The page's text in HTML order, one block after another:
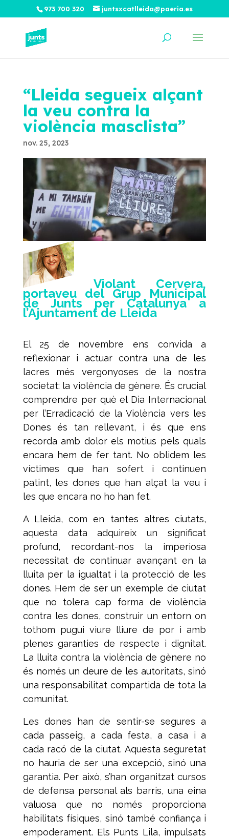
973 700 320 juntsxcatlleida@paeria.es
“Lleida segueix alçant
la veu contra la
violència masclista”
nov. 25, 2023
Violant Cervera,
portaveu del Grup Municipal
de Junts per Catalunya a
l’Ajuntament de Lleida
El 25 de novembre ens convida a
reflexionar i actuar contra una de les
lacres més vergonyoses de la nostra
societat: la violència de gènere. És crucial
comprendre per què el Dia Internacional
per l’Erradicació de la Violència vers les
Dones és tan rellevant, i és que ens
recorda amb dolor els motius pels quals
encara hem de fer tant. No oblidem les
víctimes que han sofert i continuen
patint, les dones que han alçat la veu i
les que encara no ho han fet.
A Lleida, com en tantes altres ciutats,
aquesta data adquireix un significat
profund, recordant-nos la imperiosa
necessitat de continuar avançant en la
lluita per la igualtat i la protecció de les
dones. Hem de ser un exemple de ciutat
que no tolera cap forma de violència
contra les dones, construir un entorn on
tothom pugui viure lliure de por i amb
plenes garanties de respecte i dignitat.
La lluita contra la violència de gènere no
és només un deure de les autoritats, sinó
una responsabilitat compartida de tota la
comunitat.
Les dones han de sentir-se segures a
cada passeig, a cada festa, a casa i a
cada racó de la ciutat. Aquesta seguretat
no hauria de ser una excepció, sinó una
garantia. Per això, s’han organitzat cursos
de defensa personal als barris, una eina
valuosa que no només proporciona
habilitats físiques, sinó també confiança i
empoderament. Els Punts Lila, impulsats